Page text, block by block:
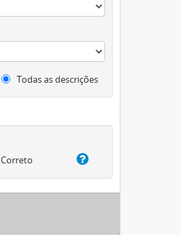
Todas as descrições
Correto